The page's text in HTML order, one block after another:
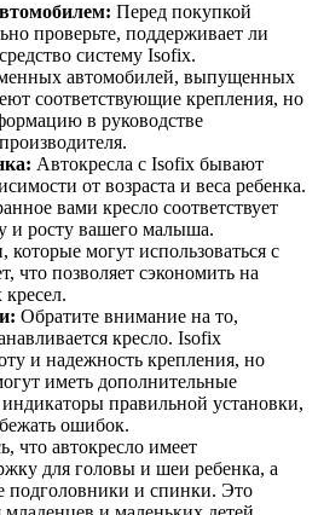
Перед покупкой
проверьте, поддерживает ли
систему Isofix.
автомобилей, выпущенных
соответствующие крепления, но
в руководстве
Автокресла с Isofix бывают
от возраста и веса ребенка.
вами кресло соответствует
и росту вашего малыша.
могут использоваться с
что позволяет сэкономить на
Обратите внимание на то,
кресло. Isofix
и надежность крепления, но
иметь дополнительные
правильной установки,
ошибок.
что автокресло имеет
для головы и шеи ребенка, а
подголовники и спинки. Это